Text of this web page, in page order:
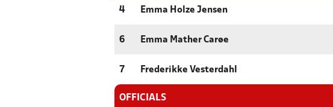
4 Emma Holze Jensen
6 Emma Mather Carøe
7 Frederikke Vesterdahl
OFFICIALS